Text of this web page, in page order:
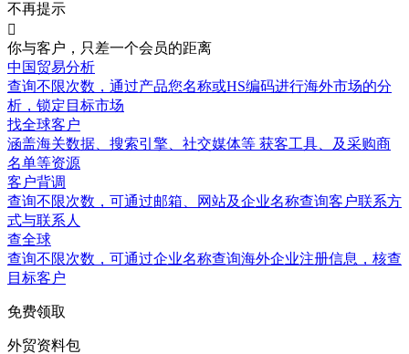
不再提示

你与客户，只差一个会员的距离
中国贸易分析
查询不限次数 ，通过产品您名称或HS编码进行海外市场的分
析，锁定目标市场
找全球客户
涵盖海关数据 、搜索引擎、社交媒体等 获客工具、及采购商
名单等资源
客户背调
查询不限次数 ，可通过邮箱、网站及企业名称查询客户联系方
式与联系人
查全球
查询不限次数 ，可通过企业名称查询海外企业注册信息，核查
目标客户
免费领取
外贸资料包